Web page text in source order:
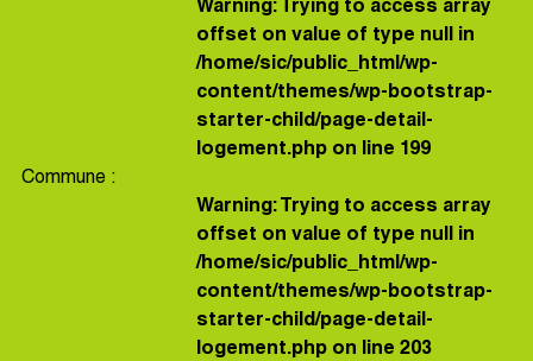
Warning: Trying to access array
offset on value of type null in
/home/sic/public_html/wp-
content/themes/wp-bootstrap-
starter-child/page-detail-
logement.php on line 199
Commune :
Warning: Trying to access array
offset on value of type null in
/home/sic/public_html/wp-
content/themes/wp-bootstrap-
starter-child/page-detail-
logement.php on line203